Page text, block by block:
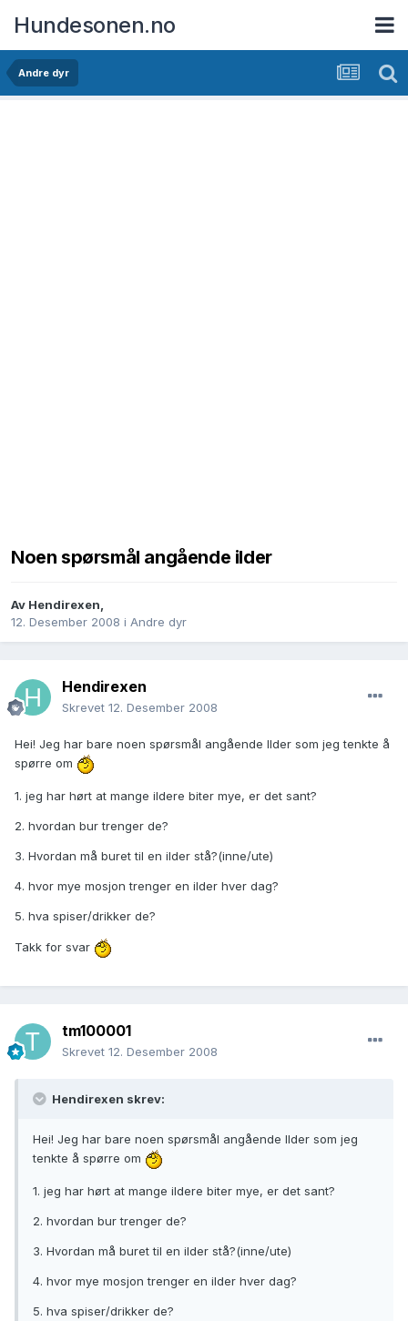
Hundesonen.no
Andre dyr
Noen spørsmål angående ilder
Av Hendirexen,
12. Desember 2008 i Andre dyr
Hendirexen
Skrevet 12. Desember 2008
Hei! Jeg har bare noen spørsmål angående Ilder som jeg tenkte å
spørre om
1. jeg har hørt at mange ildere biter mye, er det sant?
2. hvordan bur trenger de?
3. Hvordan må buret til en ilder stå?(inne/ute)
4. hvor mye mosjon trenger en ilder hver dag?
5. hva spiser/drikker de?
Takk for svar
tm100001
Skrevet 12. Desember 2008
Hendirexen skrev:
Hei! Jeg har bare noen spørsmål angående Ilder som jeg
tenkte å spørre om
1. jeg har hørt at mange ildere biter mye, er det sant?
2. hvordan bur trenger de?
3. Hvordan må buret til en ilder stå?(inne/ute)
4. hvor mye mosjon trenger en ilder hver dag?
5. hva spiser/drikker de?